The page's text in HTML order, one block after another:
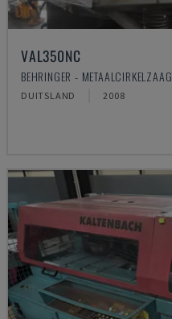
VAL350NC
BEHRINGER - METAALCIRKELZAAG
DUITSLAND 2008